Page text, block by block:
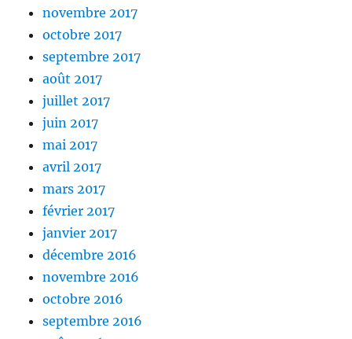
novembre 2017
octobre 2017
septembre 2017
août 2017
juillet 2017
juin 2017
mai 2017
avril 2017
mars 2017
février 2017
janvier 2017
décembre 2016
novembre 2016
octobre 2016
septembre 2016